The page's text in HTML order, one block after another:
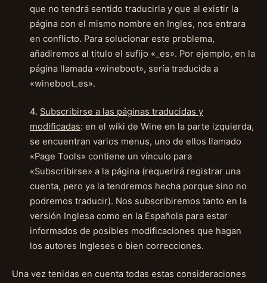
que no tendrá sentido traducirla y que al existir la
página con el mismo nombre en Ingles, nos entrara
en conflicto. Para solucionar este problema,
añadiremos al titulo el sufijo «_es». Por ejemplo, en la
página llamada «wineboot», sería traducida a
«wineboot_es».
4. Subscribirse a las páginas traducidas y
modificadas: en el wiki de Wine en la parte izquierda,
se encuentran varios menus, uno de ellos llamado
«Page Tools» contiene un vínculo para
«Subscribirse» a la página (requerirá registrar una
cuenta, pero ya la tendremos hecha porque sino no
podremos traducir). Nos subscribiremos tanto en la
versión Inglesa como en la Española para estar
informados de posibles modificaciones que hagan
los autores Ingleses o bien correcciones.
Una vez tenidas en cuenta todas estas consideraciones